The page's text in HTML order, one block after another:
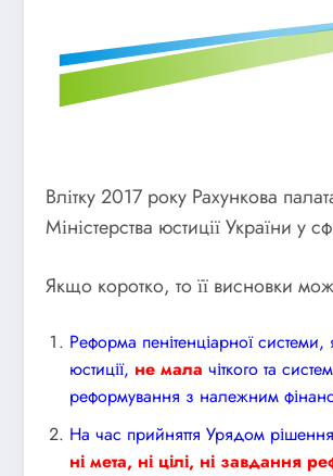
Влітку 2017 року Рахункова
Міністерства юстиції України у
Якщо коротко, то її висновки
Реформа пенітенціарної
юстиції, не мала чіткого та
реформування з належним
На час прийняття Урядом
ні мета, ні цілі, ні завдання